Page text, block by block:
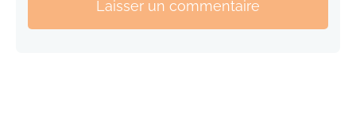
Laisser un commentaire